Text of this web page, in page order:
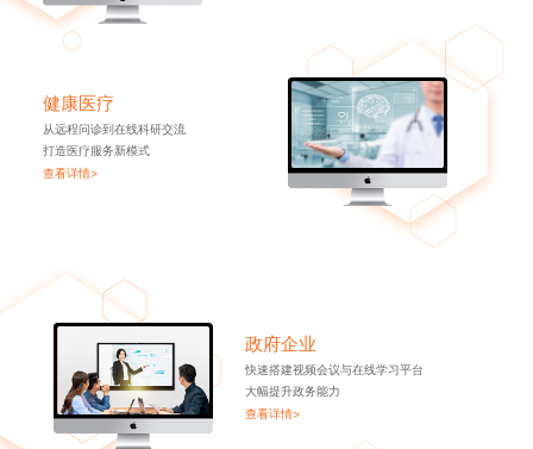
健康医疗
从远程问诊到在线科研交流
打造医疗服务新模式
查看详情>
政府企业
快速搭建视频会议与在线学习平台
大幅提升政务能力
查看详情>